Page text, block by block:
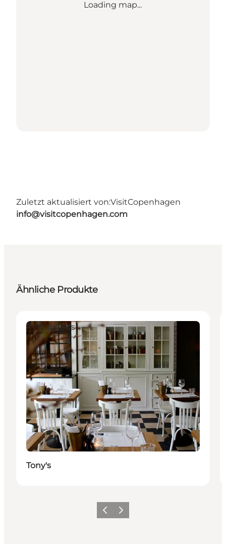
Loading map...
Zuletzt aktualisiert von:VisitCopenhagen
info@visitcopenhagen.com
Ähnliche Produkte
Restaurants
Tony's
ZurückWeiter